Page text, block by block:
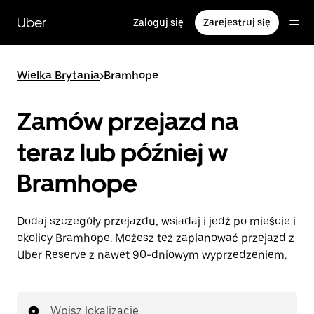
głównej
zawartości
Uber Zaloguj się Zarejestruj się
Wielka Brytania>Bramhope
Zamów przejazd na
teraz lub później w
Bramhope
Dodaj szczegóły przejazdu, wsiadaj i jedź po mieście i
okolicy Bramhope. Możesz też zaplanować przejazd z
Uber Reserve z nawet 90-dniowym wyprzedzeniem.
Wpisz lokalizację